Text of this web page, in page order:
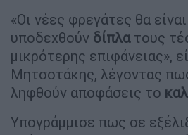
«Οι νέες φρεγάτες θα
υποδεχθούν δίπλατους
μικρότερης επιφάνειας»,
Μητσοτάκης, λέγοντας
ληφθούν αποφάσεις το
Υπογράμμισε πως σε